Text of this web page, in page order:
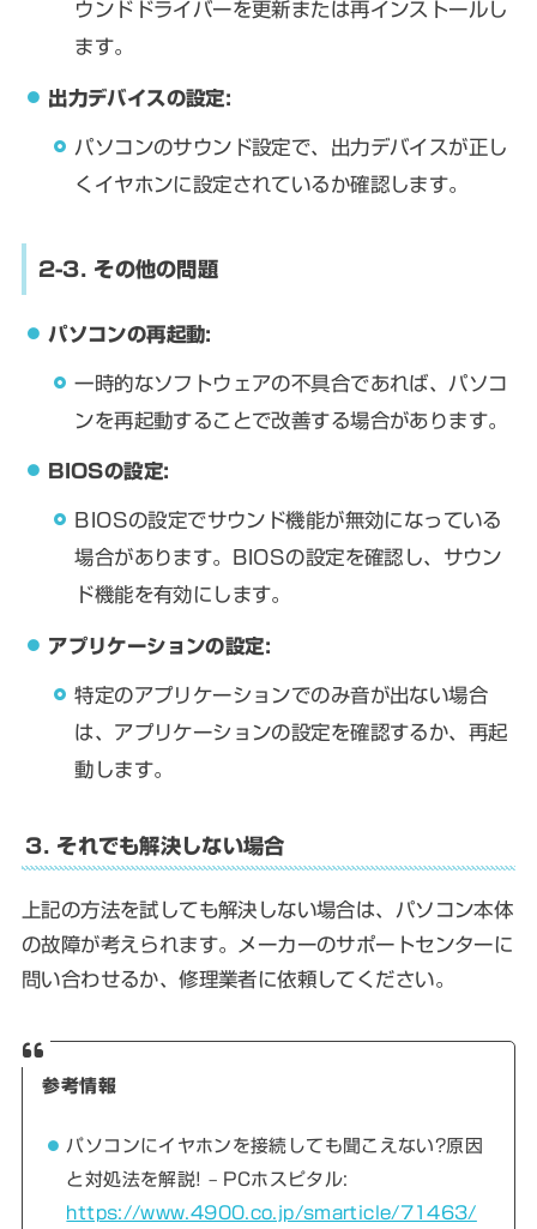
ウンドドライバーを更新または再インストールし
ます。
出力デバイスの設定:
パソコンのサウンド設定で、出力デバイスが正し
くイヤホンに設定されているか確認します。
2-3. その他の問題
パソコンの再起動:
一時的なソフトウェアの不具合であれば、パソコ
ンを再起動することで改善する場合があります。
BIOSの設定:
BIOSの設定でサウンド機能が無効になっている
場合があります。BIOSの設定を確認し、サウン
ド機能を有効にします。
アプリケーションの設定:
特定のアプリケーションでのみ音が出ない場合
は、アプリケーションの設定を確認するか、再起
動します。
3. それでも解決しない場合
上記の方法を試しても解決しない場合は、パソコン本体
の故障が考えられます。メーカーのサポートセンターに
問い合わせるか、修理業者に依頼してください。
参考情報
パソコンにイヤホンを接続しても聞こえない?原因
と対処法を解説! – PCホスピタル:
https://www.4900.co.jp/smarticle/71463/